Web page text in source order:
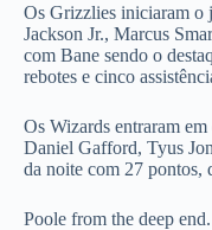
Os Grizzlies iniciaram o
Jackson Jr., Marcus
com Bane sendo o
rebotes e cinco
Os Wizards entraram
Daniel Gafford, Tyus
da noite com 27 pontos,
Poole from the deep